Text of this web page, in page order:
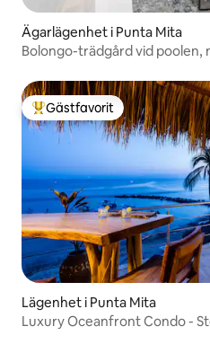
Ägarlägenhet i Punta Mita
Bolongo-trädgård vid poolen,
Populär gästfavorit
Gästfavorit
Lägenhet i Punta Mita
Luxury Oceanfront Condo -